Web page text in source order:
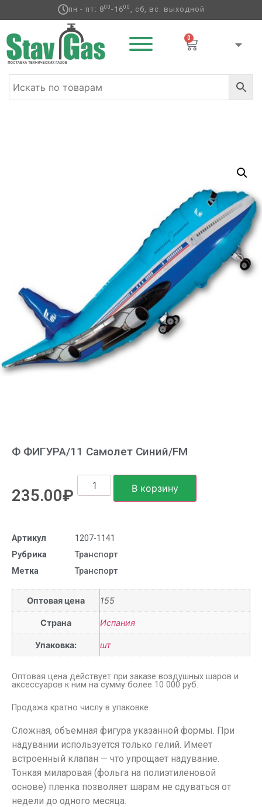
пн - пт: 800-1600 , сб, вс: выходной
0
Ф ФИГУРА/11 Самолет Синий/FM
235.00₽ В корзину
Артикул
1207-1141
Рубрика
Транспорт
Метка
Транспорт
Оптовая цена 155
Страна Испания
Упаковка: шт
Оптовая цена действует при заказе воздушных шаров и
аксессуаров к ним на сумму более 10 000 руб.
Продажа кратно числу в упаковке.
Сложная, объемная фигура указанной формы. При
надувании используется только гелий. Имеет
встроенный клапан — что упрощает надувание.
Тонкая миларовая (фольга на полиэтиленовой
основе) пленка позволяет шарам не сдуваться от
недели до одного месяца.